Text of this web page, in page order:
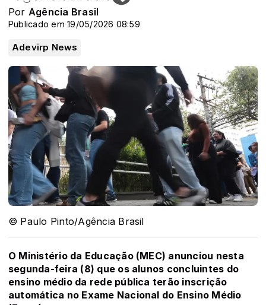
Por Agência Brasil
Publicado em 19/05/2026 08:59
Adevirp News
© Paulo Pinto/Agência Brasil
O Ministério da Educação (MEC) anunciou nesta
segunda-feira (8) que os alunos concluintes do
ensino médio da rede pública terão inscrição
automática no Exame Nacional do Ensino Médio